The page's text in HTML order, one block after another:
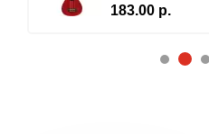
183.00 р.
1 2 3